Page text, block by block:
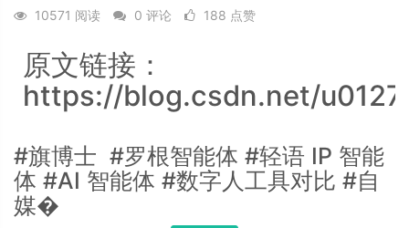
10571 阅读 0 评论 188 点赞
原文链接：
https://blog.csdn.net/
#旗博士 #罗根智能体 #轻语 IP 智能
体 #AI 智能体 #数字人工具对比 #自
媒�